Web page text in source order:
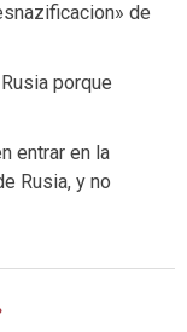
de
porque
entrar en la
Rusia, y no